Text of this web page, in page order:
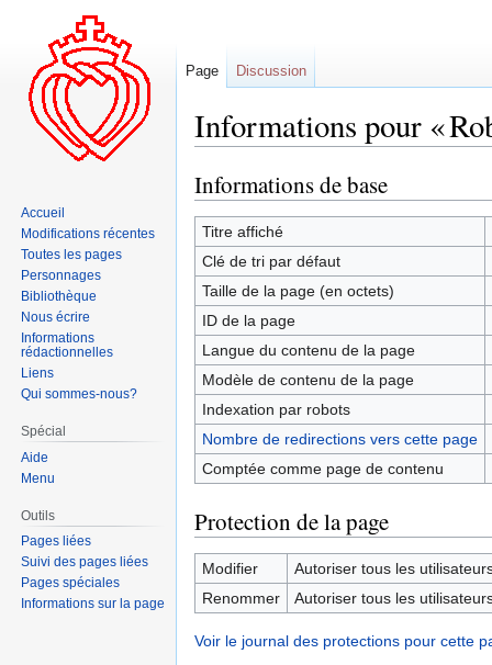
Informations pour «
Aller
à
la
navigation
Aller
à
la
recherche
Informations de base
Titre affiché
Clé de tri par défaut
Taille de la page (en octets)
ID de la page
Langue du contenu de la page
Modèle de contenu de la page
Indexation par robots
Nombre de redirections vers cette page
Comptée comme page de contenu
Protection de la page
Modifier
Autoriser tous les
Renommer
Autoriser tous les
Voir le journal des protections pour cette
Page Discussion
Accueil
Modifications récentes
Toutes les pages
Personnages
Bibliothèque
Nous écrire
Informations
rédactionnelles
Liens
Qui sommes-nous?
Spécial
Aide
Menu
Outils
Pages liées
Suivi des pages liées
Pages spéciales
Informations sur la page